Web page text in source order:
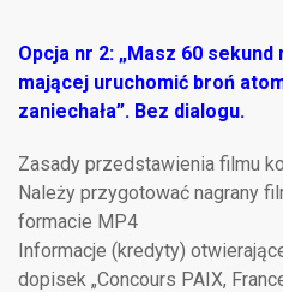
Opcja nr 2: „Masz 60
mającej uruchomić broń
zaniechała”. Bez dialogu.
Zasady przedstawienia filmu
Należy przygotować nagrany
formacie MP4
Informacje (kredyty)
dopisek „Concours PAIX,